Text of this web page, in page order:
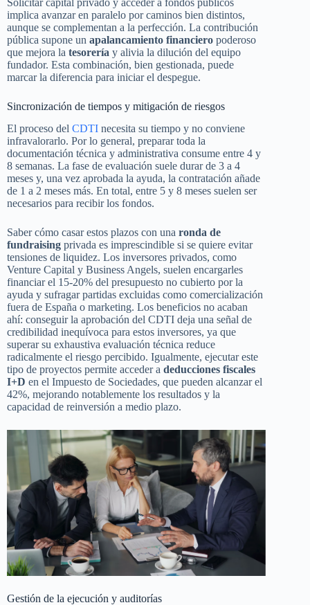
implica avanzar en paralelo por caminos bien distintos,
aunque se complementan a la perfección. La contribución
pública supone un apalancamiento financiero poderoso
que mejora la tesorería y alivia la dilución del equipo
fundador. Esta combinación, bien gestionada, puede
marcar la diferencia para iniciar el despegue.
Sincronización de tiempos y mitigación de riesgos
El proceso del CDTI necesita su tiempo y no conviene
infravalorarlo. Por lo general, preparar toda la
documentación técnica y administrativa consume entre 4 y
8 semanas. La fase de evaluación suele durar de 3 a 4
meses y, una vez aprobada la ayuda, la contratación añade
de 1 a 2 meses más. En total, entre 5 y 8 meses suelen ser
necesarios para recibir los fondos.
Saber cómo casar estos plazos con una ronda de
fundraising privada es imprescindible si se quiere evitar
tensiones de liquidez. Los inversores privados, como
Venture Capital y Business Angels, suelen encargarles
financiar el 15-20% del presupuesto no cubierto por la
ayuda y sufragar partidas excluidas como comercialización
fuera de España o marketing. Los beneficios no acaban
ahí: conseguir la aprobación del CDTI deja una señal de
credibilidad inequívoca para estos inversores, ya que
superar su exhaustiva evaluación técnica reduce
radicalmente el riesgo percibido. Igualmente, ejecutar este
tipo de proyectos permite acceder a deducciones fiscales
I+D en el Impuesto de Sociedades, que pueden alcanzar el
42%, mejorando notablemente los resultados y la
capacidad de reinversión a medio plazo.
Gestión de la ejecución y auditorías